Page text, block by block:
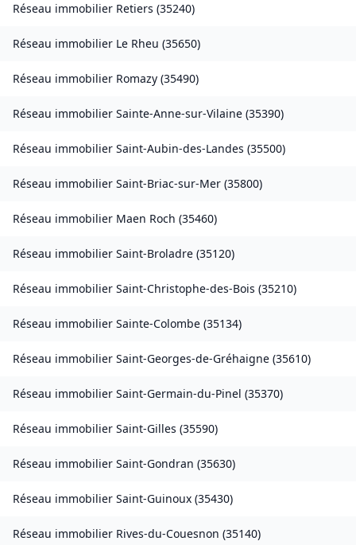
Réseau immobilier Retiers (35240)
Réseau immobilier Le Rheu (35650)
Réseau immobilier Romazy (35490)
Réseau immobilier Sainte-Anne-sur-Vilaine (35390)
Réseau immobilier Saint-Aubin-des-Landes (35500)
Réseau immobilier Saint-Briac-sur-Mer (35800)
Réseau immobilier Maen Roch (35460)
Réseau immobilier Saint-Broladre (35120)
Réseau immobilier Saint-Christophe-des-Bois (35210)
Réseau immobilier Sainte-Colombe (35134)
Réseau immobilier Saint-Georges-de-Gréhaigne (35610)
Réseau immobilier Saint-Germain-du-Pinel (35370)
Réseau immobilier Saint-Gilles (35590)
Réseau immobilier Saint-Gondran (35630)
Réseau immobilier Saint-Guinoux (35430)
Réseau immobilier Rives-du-Couesnon (35140)